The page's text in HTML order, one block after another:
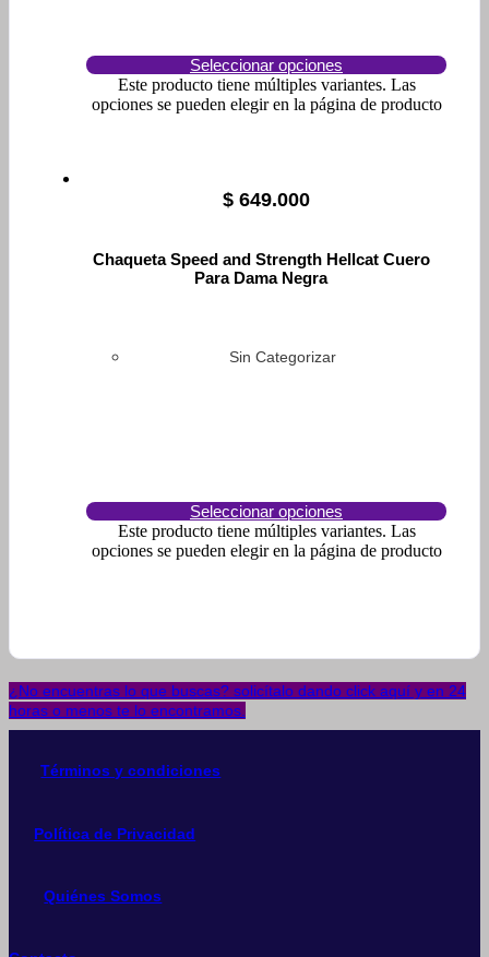
Seleccionar opciones
Este producto tiene múltiples variantes. Las
opciones se pueden elegir en la página de producto
$ 649.000
Chaqueta Speed and Strength Hellcat Cuero
Para Dama Negra
Sin Categorizar
Seleccionar opciones
Este producto tiene múltiples variantes. Las
opciones se pueden elegir en la página de producto
¿No encuentras lo que buscas? solicítalo dando click aquí y en 24
horas o menos te lo encontramos.
Términos y condiciones
Política de Privacidad
Quiénes Somos